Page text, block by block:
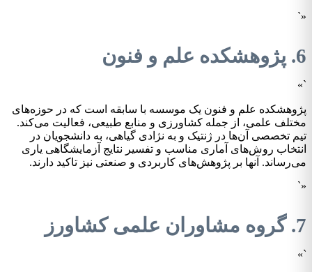
«`
6. پژوهشکده علم و فنون
`»
پژوهشکده علم و فنون یک موسسه با سابقه است که در حوزه‌های
مختلف علمی، از جمله کشاورزی و منابع طبیعی، فعالیت می‌کند.
تیم تخصصی آن‌ها در ژنتیک و به نژادی گیاهی، به دانشجویان در
انتخاب روش‌های آماری مناسب و تفسیر نتایج آزمایشگاهی یاری
می‌رساند. آنها بر پژوهش‌های کاربردی و صنعتی نیز تاکید دارند.
«`
7. گروه مشاوران علمی کشاورز
`»